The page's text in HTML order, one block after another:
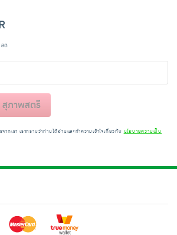
ด
สุภาพสตรี
กเรา เราทราบว่าท่านได้อ่านและทำความเข้าใจเกี่ยวกับ นโยบายความเป็น